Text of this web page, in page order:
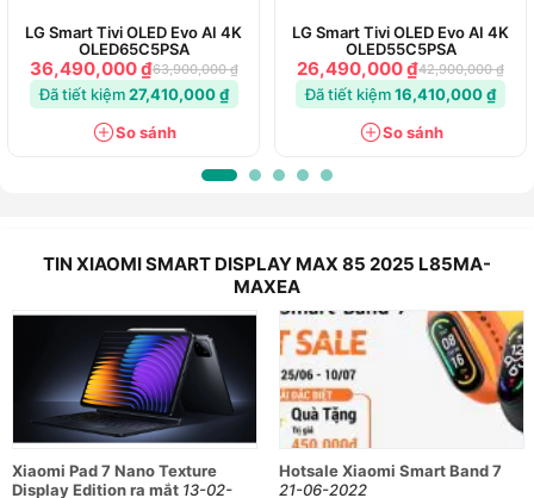
LG Smart Tivi OLED Evo AI 4K
OLED65C5PSA
36,490,000 ₫63,900,000 ₫
Đã tiết kiệm27,410,000 ₫
So sánh
LG Smart Tivi OLED Evo AI 4K
OLED55C5PSA
26,490,000 ₫42,900,000 ₫
Đã tiết kiệm16,410,000 ₫
So sánh
TIN XIAOMI SMART DISPLAY MAX 85 2025 L85MA-
MAXEA
Xiaomi Pad 7 Nano Texture
Display Edition ra mắt 13-02-
Hotsale Xiaomi Smart Band 7
21-06-2022